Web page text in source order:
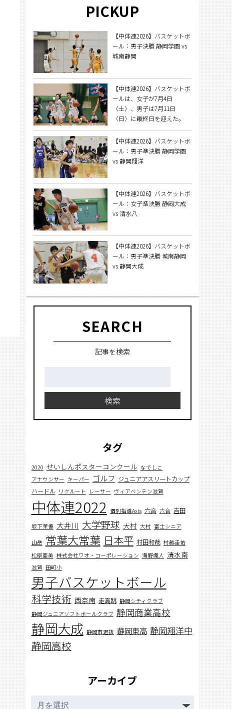
PICKUP
【中体連2026】バスケットボ
ール：男子決勝 静岡学園 vs
城南静岡
【中体連2026】バスケットボ
ールは、女子が7月4日
（土）、男子は7月11日
（日）に最終日を迎えた。
【中体連2026】バスケットボ
ール：男子準決勝 静岡学園
vs 静岡翔洋
【中体連2026】バスケットボ
ール：女子準決勝 静岡大成
vs 清水八
【中体連2026】バスケットボ
ール：男子準決勝 城南静岡
vs 静岡大成
SEARCH
記事を検索
検索
タグ
2020 せいしんポスターコンクール なでしこ
アナウンサー キーパー ゴルフ ジュニアアスリートカップ
ハードル リクルート レーサー ヴィアベンテン滋賀
中体連2022 個別指導Axis 六合 六合 吉田
坂下茉優 大井川 大学野球 大村 大村 富士シニア
山岳 常葉大常葉 日本平 村田和哉 村越圭佑
松原亜美 株式会社ワオ・コーポレーション 海野颯人 清水南
滋賀 田町小
男子バスケットボール
科学技術 西奈南 走高跳 静岡シティクラブ
静岡ジュニアソフトボールクラブ 静岡商業高校
静岡大成 静岡市選抜 静岡東高 静岡翔洋中
静岡高校
アーカイブ